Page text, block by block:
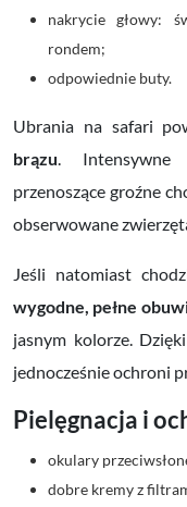
nakrycie głowy:
rondem;
odpowiednie buty.
Ubrania na safari
brązu .
przenoszące groźne
obserwowane
Jeśli natomiast
wygodne, pełne
jasnym kolorze.
jednocześnie ochroni
Pielęgnacja i
okulary
dobre kremy z